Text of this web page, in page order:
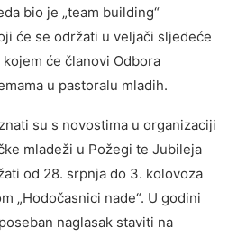
bio je „team building“
će se održati u veljači sljedeće
će članovi Odbora
u pastoralu mladih.
su s novostima u organizaciji
mladeži u Požegi te Jubileja
od 28. srpnja do 3. kolovoza
„Hodočasnici nade“. U godini
naglasak staviti na